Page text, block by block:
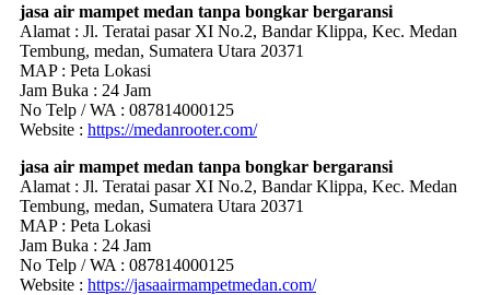
jasa air mampet medan tanpa bongkar bergaransi
Alamat : Jl. Teratai pasar XI No.2, Bandar Klippa, Kec. Medan
Tembung, medan, Sumatera Utara 20371
MAP : Peta Lokasi
Jam Buka : 24 Jam
No Telp / WA : 087814000125
Website : https://medanrooter.com/
jasa air mampet medan tanpa bongkar bergaransi
Alamat : Jl. Teratai pasar XI No.2, Bandar Klippa, Kec. Medan
Tembung, medan, Sumatera Utara 20371
MAP : Peta Lokasi
Jam Buka : 24 Jam
No Telp / WA : 087814000125
Website : https://jasaairmampetmedan.com/